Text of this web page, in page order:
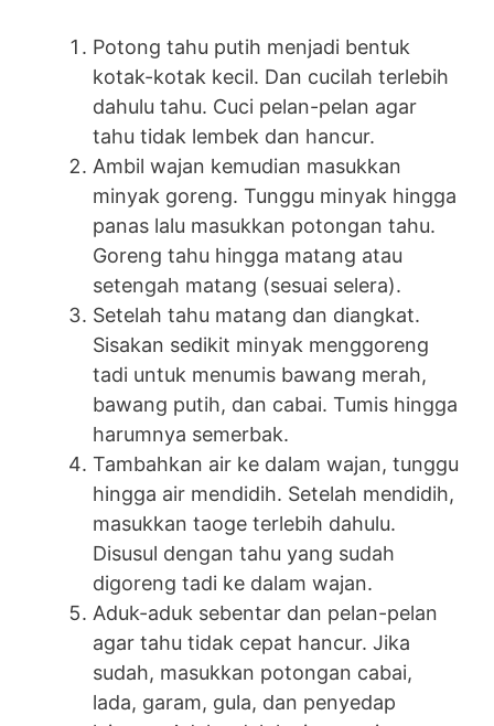
Potong tahu putih menjadi bentuk
kotak-kotak kecil. Dan cucilah terlebih
dahulu tahu. Cuci pelan-pelan agar
tahu tidak lembek dan hancur.
Ambil wajan kemudian masukkan
minyak goreng. Tunggu minyak hingga
panas lalu masukkan potongan tahu.
Goreng tahu hingga matang atau
setengah matang (sesuai selera).
Setelah tahu matang dan diangkat.
Sisakan sedikit minyak menggoreng
tadi untuk menumis bawang merah,
bawang putih, dan cabai. Tumis hingga
harumnya semerbak.
Tambahkan air ke dalam wajan, tunggu
hingga air mendidih. Setelah mendidih,
masukkan taoge terlebih dahulu.
Disusul dengan tahu yang sudah
digoreng tadi ke dalam wajan.
Aduk-aduk sebentar dan pelan-pelan
agar tahu tidak cepat hancur. Jika
sudah, masukkan potongan cabai,
lada, garam, gula, dan penyedap